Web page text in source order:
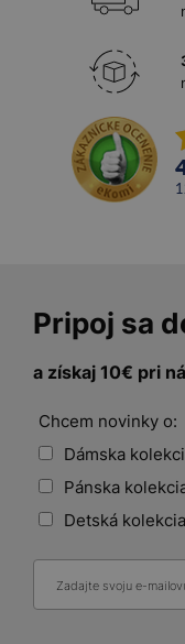
Pripoj sa
a získaj 10€ pri
Chcem novinky o:
Dámska
Pánska
Detská kolekcia